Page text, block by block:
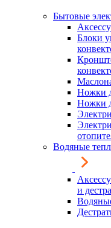
Бытовые
Блоки
Ножки
Ножки
Водяные
и